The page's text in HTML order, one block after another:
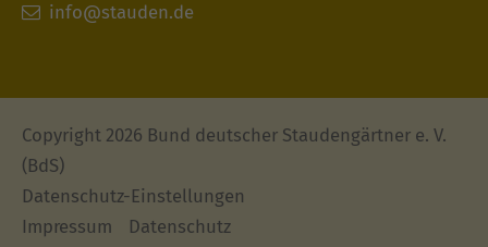
info@stauden.de
Copyright 2026 Bund deutscher Staudengärtner e. V.
(BdS)
Datenschutz-Einstellungen
Impressum
Datenschutz